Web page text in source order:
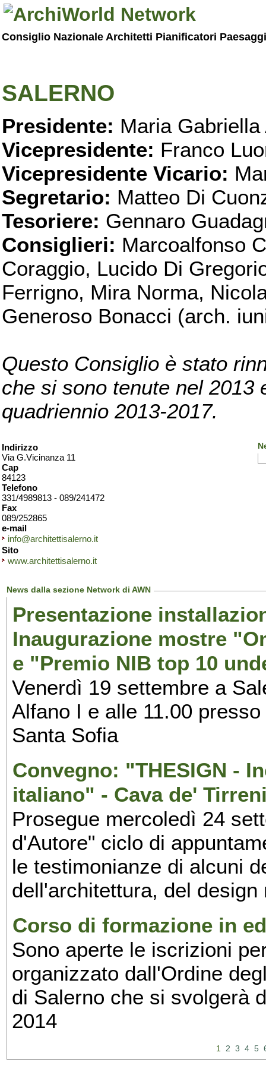
Consiglio Nazionale Architetti Pianificatori
SALERNO
Presidente: Maria Gabriella
Vicepresidente: Franco
Vicepresidente Vicario:
Segretario: Matteo Di
Tesoriere: Gennaro
Consiglieri: Marcoalfonso
Coraggio, Lucido Di
Ferrigno, Mira Norma,
Generoso Bonacci (arch.
Questo Consiglio è stato
che si sono tenute nel 2013
quadriennio 2013-2017.
Indirizzo
Via G.Vicinanza 11
Cap
84123
Telefono
331/4989813 - 089/241472
Fax
089/252865
e-mail
info@architettisalerno.it
Sito
www.architettisalerno.it
News dalla sezione Network di AWN
Presentazione
Inaugurazione mostre
e "Premio NIB top 10
Venerdì 19 settembre a
Alfano I e alle 11.00
Santa Sofia
Convegno: "THESIGN -
italiano" - Cava de'
Prosegue mercoledì 24
d'Autore" ciclo di
le testimonianze di alcuni
dell'architettura, del
Corso di formazione in
Sono aperte le iscrizioni
organizzato dall'Ordine
di Salerno che si svolgerà
2014
1 2 3 4 5